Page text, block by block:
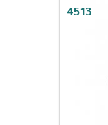
4513